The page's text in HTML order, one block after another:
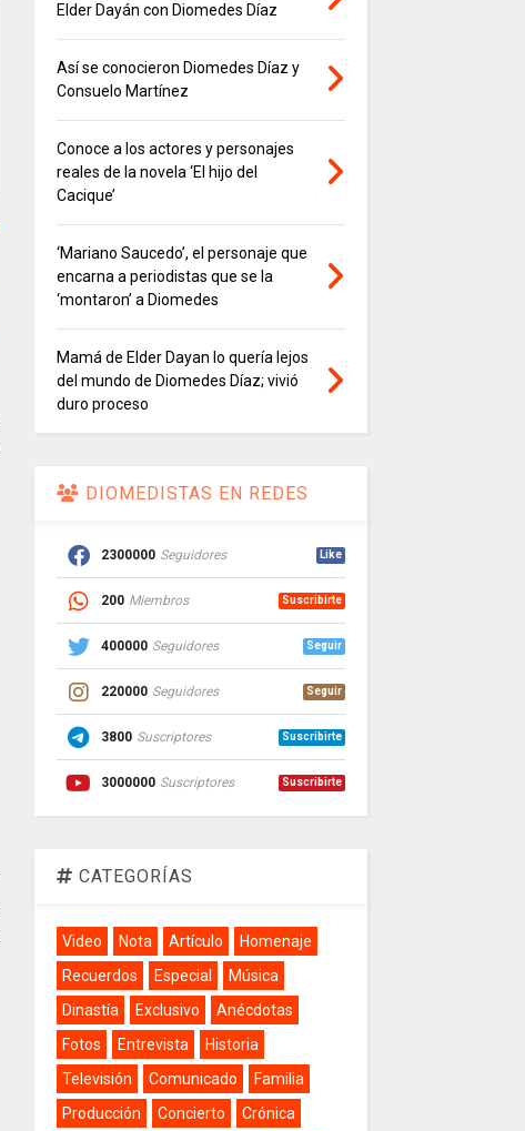
Elder Dayán con Diomedes Díaz
Así se conocieron Diomedes Díaz y
Consuelo Martínez
Conoce a los actores y personajes
reales de la novela ‘El hijo del
Cacique’
‘Mariano Saucedo’, el personaje que
encarna a periodistas que se la
‘montaron’ a Diomedes
Mamá de Elder Dayan lo quería lejos
del mundo de Diomedes Díaz; vivió
duro proceso
DIOMEDISTAS EN REDES
2300000 Seguidores Like
200 Miembros Suscribirte
400000 Seguidores Seguir
220000 Seguidores Seguir
3800 Suscriptores Suscribirte
3000000 Suscriptores Suscribirte
CATEGORÍAS
Video Nota Artículo
Homenaje
Recuerdos
Especial
Música
Dinastía
Exclusivo
Anécdotas
Fotos
Entrevista
Historia
Televisión
Comunicado
Familia
Producción
Concierto
Crónica